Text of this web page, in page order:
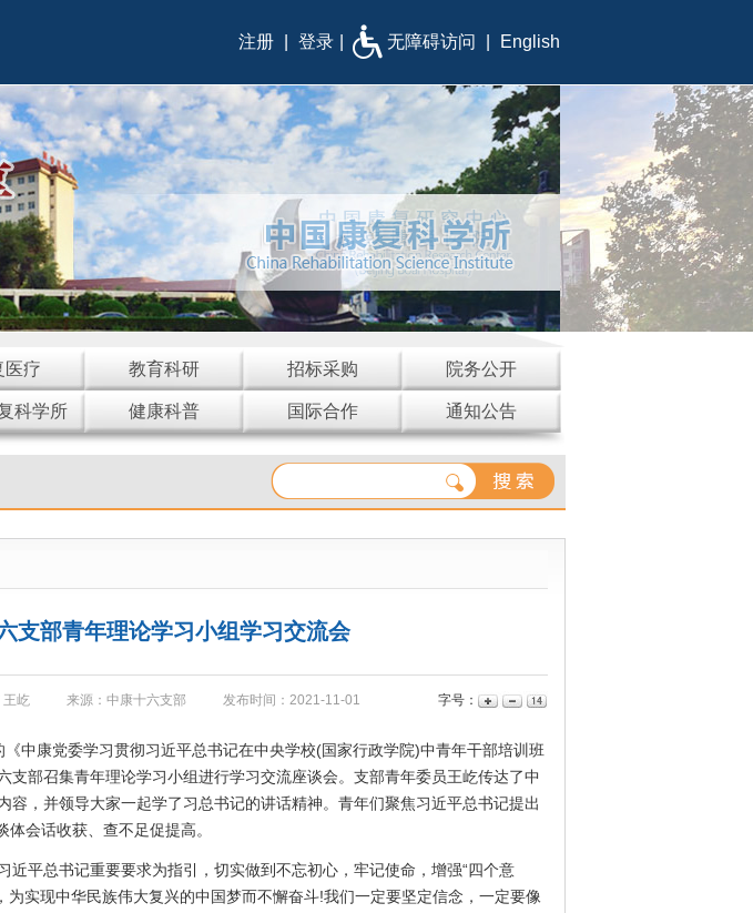
注册 登录 无障碍访问 English
医疗 教育科研 招标采购 院务公开
科学所 健康科普 国际合作 通知公告
支部青年理论学习小组学习交流会
王屹 来源：中康十六支部 发布时间：2021-11-01 字号：
康党委学习贯彻习近平总书记在中央学校(国家行政学院)中青年干部培训班
支部召集青年理论学习小组进行学习交流座谈会。支部青年委员王屹传达了中
容，并领导大家一起学了习总书记的讲话精神。青年们聚焦习近平总书记提出
会话收获、查不足促提高。
平总书记重要要求为指引，切实做到不忘初心，牢记使命，增强“四个意
为实现中华民族伟大复兴的中国梦而不懈奋斗!我们一定要坚定信念，一定要像